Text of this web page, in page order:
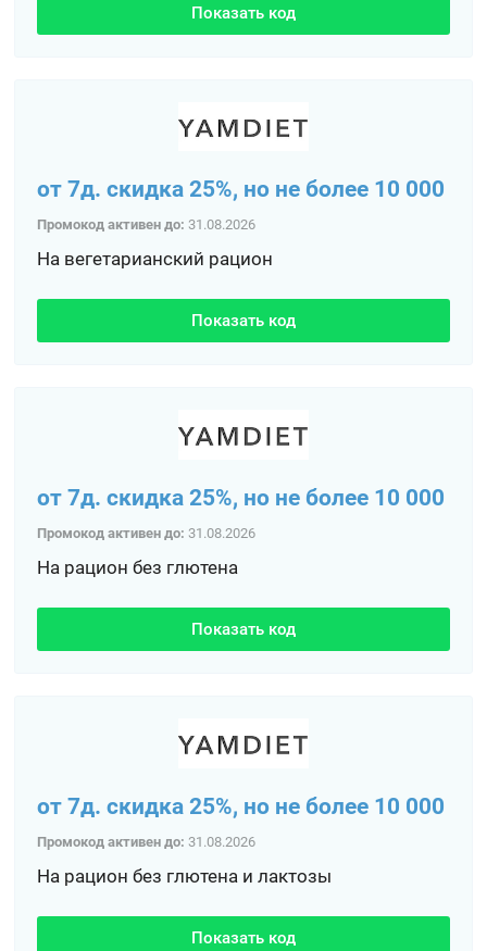
Показать код
от 7д. скидка 25%, но не более 10 000
Промокод активен до: 31.08.2026
На вегетарианский рацион
Показать код
от 7д. скидка 25%, но не более 10 000
Промокод активен до: 31.08.2026
На рацион без глютена
Показать код
от 7д. скидка 25%, но не более 10 000
Промокод активен до: 31.08.2026
На рацион без глютена и лактозы
Показать код